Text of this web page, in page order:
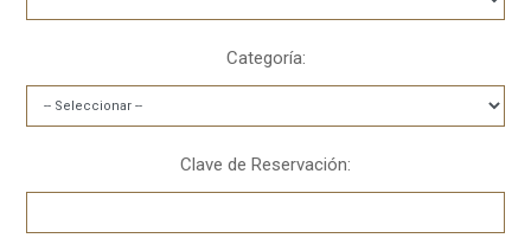
Categoría:
Clave de Reservación: